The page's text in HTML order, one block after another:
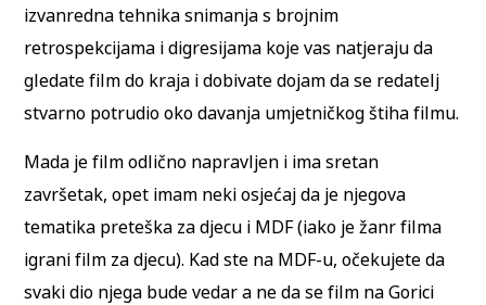
izvanredna tehnika snimanja s brojnim
retrospekcijama i digresijama koje vas natjeraju da
gledate film do kraja i dobivate dojam da se redatelj
stvarno potrudio oko davanja umjetničkog štiha filmu.
Mada je film odlično napravljen i ima sretan
završetak, opet imam neki osjećaj da je njegova
tematika preteška za djecu i MDF (iako je žanr filma
igrani film za djecu). Kad ste na MDF-u, očekujete da
svaki dio njega bude vedar a ne da se film na Gorici